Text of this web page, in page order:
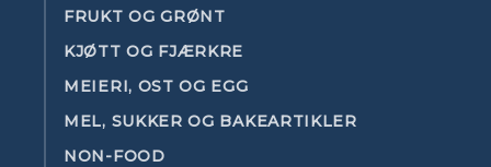
FRUKT OG GRØNT
KJØTT OG FJÆRKRE
MEIERI, OST OG EGG
MEL, SUKKER OG BAKEARTIKLER
NON-FOOD